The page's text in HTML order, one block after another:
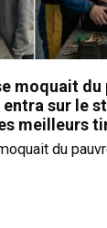
moquait du
sur le
meilleurs
du